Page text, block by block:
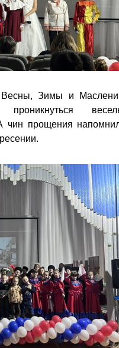
Весны, Зимы и
проникнуться
чин прощения